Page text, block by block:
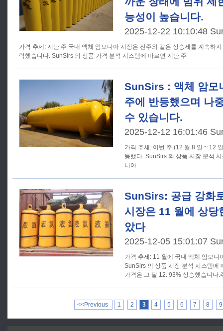
능성이 높습니다.
2025-12-22 10:10:48
가격 추세: 지난 주 국내 액체 암모니아 시장은 전주와 같은 상승세를 계속하지 않고 가격이 주로 안정되거나 하
락했습니다. SunSirs 의 상품 가격 분석 시스템에 따르면 지난 주
SunSirs : 액체 암모
주에 반등했으며 나
수 있습니다.
2025-12-12 16:01:46
가격 추세: 이번 주 (12 월 8 일 ~ 12 일) 국내 액체 암모니아 가격이 반
등했다. SunSirs 의 상품 시장 분석
니아
SunSirs: 공급 강화
시장은 11 월에 상당
았다
2025-12-05 15:01:07
가격 추세: 11 월에 국내 액체 암모니아 가격이 급격히 상승했다.
SunSirs 의 상품 시장 분석 시스템에
가격은 그 달 12. 93% 상승했습니다.
<<Previous 1 2 3 4 5 6 7 8 9